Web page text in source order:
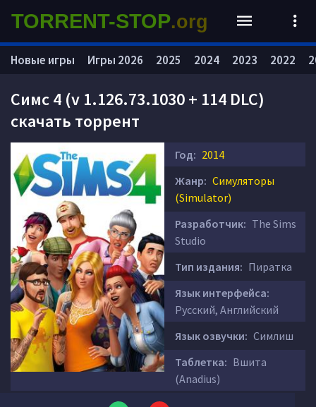
Симс 4 (v 1.126.73.1030 + 114 DLC)
скачать торрент
Год: 2014
Жанр: Симуляторы
(Simulator)
Разработчик: The Sims
Studio
Тип издания: Пиратка
Язык интерфейса:
Русский, Английский
Язык озвучки: Симлиш
Таблетка: Вшита
(Anadius)
Новые игры Игры 2026 2025 2024 2023 2022
TORRENT-STOP.org